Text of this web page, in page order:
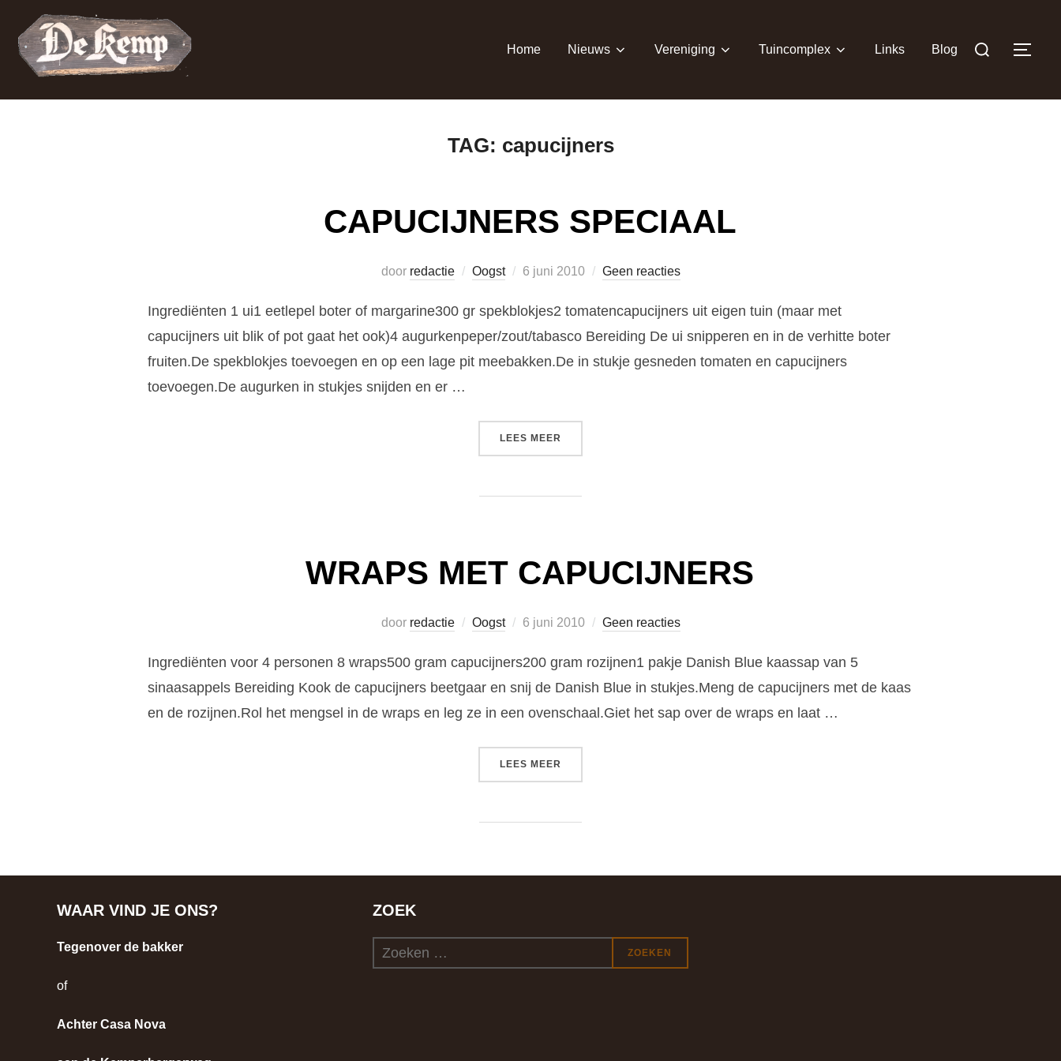
naar
Home Nieuws Vereniging Tuincomplex Links Blog
Zoek
TAG: capucijners
CAPUCIJNERS SPECIAAL
door redactie Oogst
Geplaatst
6 juni 2010 Geen reacties
Ingrediënten 1 ui1 eetlepel boter of margarine300 gr spekblokjes2 tomatencapucijners uit eigen tuin (maar met
capucijners uit blik of pot gaat het ook)4 augurkenpeper/zout/tabasco Bereiding De ui snipperen en in de verhitte boter
fruiten.De spekblokjes toevoegen en op een lage pit meebakken.De in stukje gesneden tomaten en capucijners
toevoegen.De augurken in stukjes snijden en er …
LEES MEER
WRAPS MET CAPUCIJNERS
door redactie Oogst
Geplaatst
6 juni 2010 Geen reacties
Ingrediënten voor 4 personen 8 wraps500 gram capucijners200 gram rozijnen1 pakje Danish Blue kaassap van 5
sinaasappels Bereiding Kook de capucijners beetgaar en snij de Danish Blue in stukjes.Meng de capucijners met de kaas
en de rozijnen.Rol het mengsel in de wraps en leg ze in een ovenschaal.Giet het sap over de wraps en laat …
LEES MEER
WAAR VIND JE ONS?
Tegenover de bakker
of
Achter Casa Nova
ZOEK
Zoek
naar:
ZOEKEN